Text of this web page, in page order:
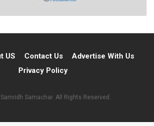
US Contact Us
Advertise With Us
Privacy Policy
Samachar. All Rights Reserved.